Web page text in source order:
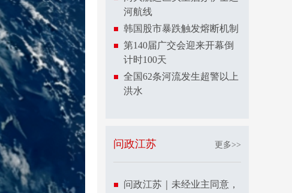
河航线
韩国股市暴跌触发熔断机制
第140届广交会迎来开幕倒
计时100天
全国62条河流发生超警以上
洪水
问政江苏 更多>>
问政江苏｜未经业主同意，